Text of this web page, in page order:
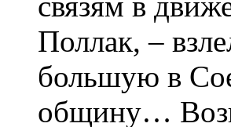
Поллак, –
большую в
общину…